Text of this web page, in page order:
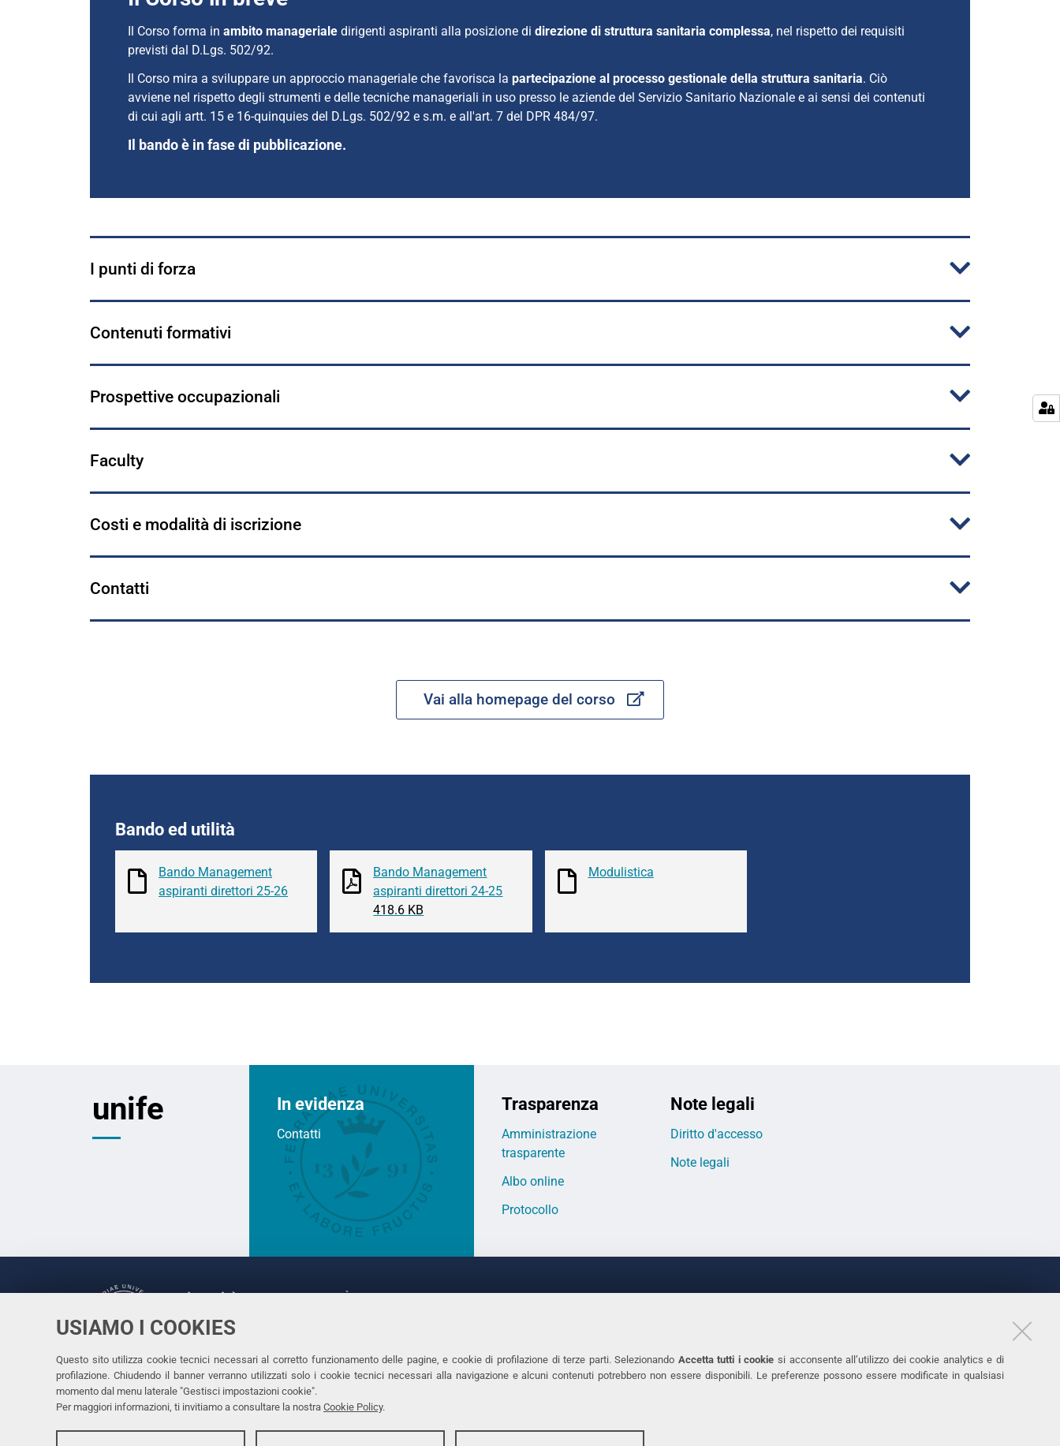
USIAMO I COOKIES
Questo sito utilizza cookie tecnici necessari al corretto funzionamento delle pagine, e cookie di profilazione di terze parti. Selezionando Accetta tutti i cookie si acconsente all’utilizzo dei cookie analytics e di
profilazione. Chiudendo il banner verranno utilizzati solo i cookie tecnici necessari alla navigazione e alcuni contenuti potrebbero non essere disponibili. Le preferenze possono essere modificate in qualsiasi
momento dal menu laterale "Gestisci impostazioni cookie".
Per maggiori informazioni, ti invitiamo a consultare la nostra Cookie Policy.
Il Corso forma in ambito manageriale dirigenti aspiranti alla posizione di direzione di struttura sanitaria complessa, nel rispetto dei requisiti
previsti dal D.Lgs. 502/92.
Il Corso mira a sviluppare un approccio manageriale che favorisca la partecipazione al processo gestionale della struttura sanitaria. Ciò
avviene nel rispetto degli strumenti e delle tecniche manageriali in uso presso le aziende del Servizio Sanitario Nazionale e ai sensi dei contenuti
di cui agli artt. 15 e 16-quinquies del D.Lgs. 502/92 e s.m. e all'art. 7 del DPR 484/97.
Il bando è in fase di pubblicazione.
I punti di forza
Contenuti formativi
Prospettive occupazionali
Faculty
Costi e modalità di iscrizione
Contatti
Vai alla homepage del corso
Bando ed utilità
Bando Management
aspiranti direttori 25-26
Bando Management
aspiranti direttori 24-25
418.6 KB
Modulistica
unife In evidenza
Contatti
Trasparenza
Amministrazione
trasparente
Albo online
Protocollo
Note legali
Diritto d'accesso
Note legali
Università
degli Studi
di Ferrara
Seguici su
Facebook
LinkedinInstagram
Youtube
UNIVERSITÀ DEGLI STUDI DI FERRARA
C.F. 80007370382 - P.IVA 00434690384
CONTATTI
PEC
LINKS
Dichiarazione di accessibilità
Protezione dati personali